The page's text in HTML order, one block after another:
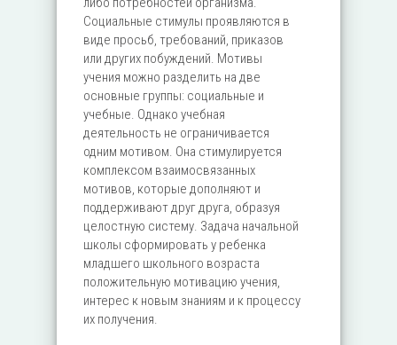
Социальные стимулы проявляются в
виде просьб, требований, приказов
или других побуждений. Мотивы
учения можно разделить на две
основные группы: социальные и
учебные. Однако учебная
деятельность не ограничивается
одним мотивом. Она стимулируется
комплексом взаимосвязанных
мотивов, которые дополняют и
поддерживают друг друга, образуя
целостную систему. Задача начальной
школы сформировать у ребенка
младшего школьного возраста
положительную мотивацию учения,
интерес к новым знаниям и к процессу
их получения.